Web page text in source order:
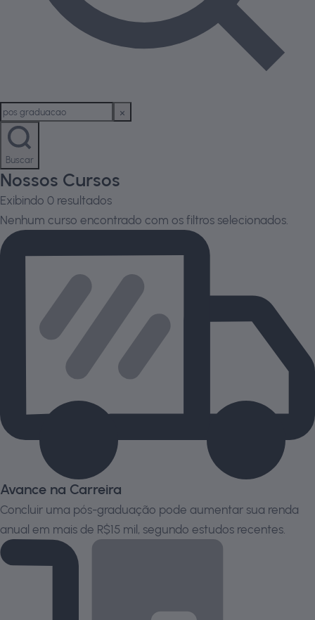
Buscar
Nossos Cursos
Exibindo 0 resultados
Nenhum curso encontrado com os filtros selecionados.
Avance na Carreira
Concluir uma pós-graduação pode aumentar sua renda
anual em mais de R$15 mil, segundo estudos recentes.